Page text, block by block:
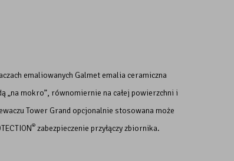
emaliowanych Galmet emalia ceramiczna
„na mokro”, równomiernie na całej powierzchni i
Tower Grand opcjonalnie stosowana może
® zabezpieczenie przyłączy zbiornika.